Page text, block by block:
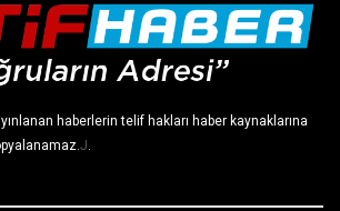
haberlerin telif hakları haber kaynaklarına
J